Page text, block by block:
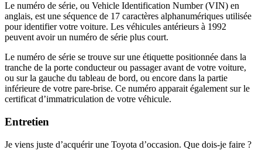
Le numéro de série, ou Vehicle Identification Number (VIN) en
anglais, est une séquence de 17 caractères alphanumériques utilisée
pour identifier votre voiture. Les véhicules antérieurs à 1992
peuvent avoir un numéro de série plus court.
Le numéro de série se trouve sur une étiquette positionnée dans la
tranche de la porte conducteur ou passager avant de votre voiture,
ou sur la gauche du tableau de bord, ou encore dans la partie
inférieure de votre pare-brise. Ce numéro apparait également sur le
certificat d’immatriculation de votre véhicule.
Entretien
Je viens juste d’acquérir une Toyota d’occasion. Que dois-je faire ?